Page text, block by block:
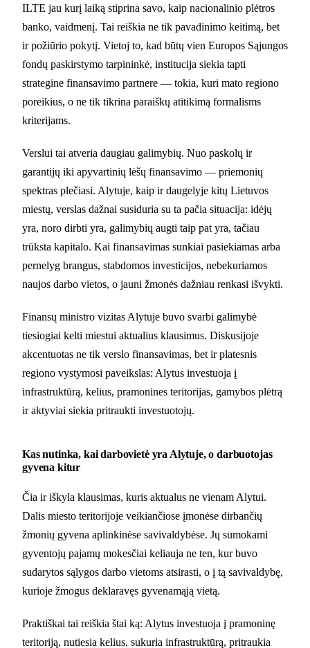
ILTE jau kurį laiką stiprina savo, kaip nacionalinio plėtros
banko, vaidmenį. Tai reiškia ne tik pavadinimo keitimą, bet
ir požiūrio pokytį. Vietoj to, kad būtų vien Europos Sąjungos
fondų paskirstymo tarpininkė, institucija siekia tapti
strategine finansavimo partnere — tokia, kuri mato regiono
poreikius, o ne tik tikrina paraiškų atitikimą formalisms
kriterijams.
Verslui tai atveria daugiau galimybių. Nuo paskolų ir
garantijų iki apyvartinių lėšų finansavimo — priemonių
spektras plečiasi. Alytuje, kaip ir daugelyje kitų Lietuvos
miestų, verslas dažnai susiduria su ta pačia situacija: idėjų
yra, noro dirbti yra, galimybių augti taip pat yra, tačiau
trūksta kapitalo. Kai finansavimas sunkiai pasiekiamas arba
pernelyg brangus, stabdomos investicijos, nebekuriamos
naujos darbo vietos, o jauni žmonės dažniau renkasi išvykti.
Finansų ministro vizitas Alytuje buvo svarbi galimybė
tiesiogiai kelti miestui aktualius klausimus. Diskusijoje
akcentuotas ne tik verslo finansavimas, bet ir platesnis
regiono vystymosi paveikslas: Alytus investuoja į
infrastruktūrą, kelius, pramonines teritorijas, gamybos plėtrą
ir aktyviai siekia pritraukti investuotojų.
Kas nutinka, kai darbovietė yra Alytuje, o darbuotojas
gyvena kitur
Čia ir iškyla klausimas, kuris aktualus ne vienam Alytui.
Dalis miesto teritorijoje veikiančiose įmonėse dirbančių
žmonių gyvena aplinkinėse savivaldybėse. Jų sumokami
gyventojų pajamų mokesčiai keliauja ne ten, kur buvo
sudarytos sąlygos darbo vietoms atsirasti, o į tą savivaldybę,
kurioje žmogus deklaravęs gyvenamąją vietą.
Praktiškai tai reiškia štai ką: Alytus investuoja į pramoninę
teritoriją, nutiesia kelius, sukuria infrastruktūrą, pritraukia